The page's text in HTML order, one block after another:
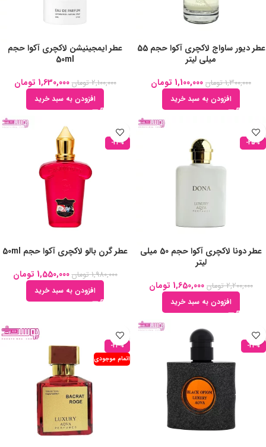
عطر دیور ساواج لاکچری آکوا حجم 55
میلی لیتر
1,300,000 تومان 1,100,000 تومان
افزودن به سبد خرید
عطر ایمجینیشن لاکچری آکوا حجم
50ml
2,100,000 تومان 1,630,000 تومان
افزودن به سبد خرید
-25%
عطر دونا لاکچری آکوا حجم 50 میلی
لیتر
2,200,000 تومان 1,650,000 تومان
افزودن به سبد خرید
-22%
عطر گرن بالو لاکچری آکوا حجم 50ml
1,980,000 تومان 1,550,000 تومان
افزودن به سبد خرید
-22%
-23%
اتمام موجودی